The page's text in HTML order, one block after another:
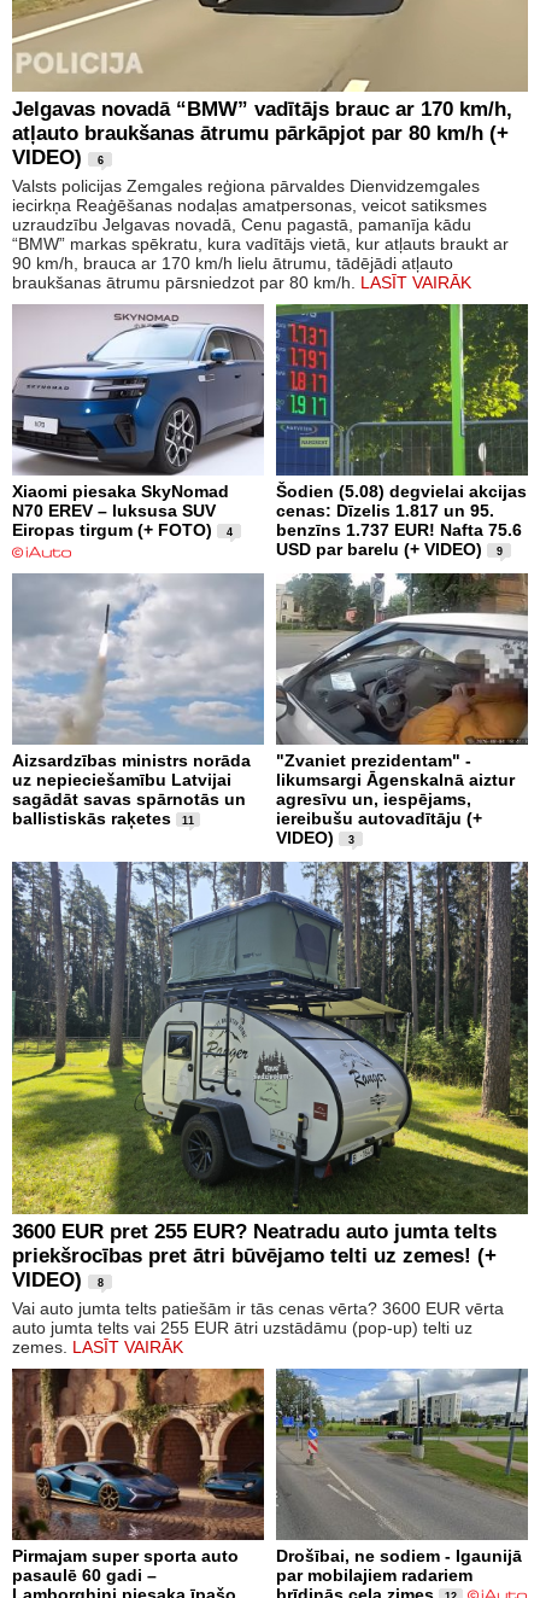
Jelgavas novadā “BMW” vadītājs brauc ar 170 km/h,
atļauto braukšanas ātrumu pārkāpjot par 80 km/h (+
VIDEO)
6
Valsts policijas Zemgales reģiona pārvaldes Dienvidzemgales
iecirkņa Reaģēšanas nodaļas amatpersonas, veicot satiksmes
uzraudzību Jelgavas novadā, Cenu pagastā, pamanīja kādu
“BMW” markas spēkratu, kura vadītājs vietā, kur atļauts braukt ar
90 km/h, brauca ar 170 km/h lielu ātrumu, tādējādi atļauto
braukšanas ātrumu pārsniedzot par 80 km/h. LASĪT VAIRĀK
Xiaomi piesaka SkyNomad
N70 EREV – luksusa SUV
Eiropas tirgum (+ FOTO)
4
Šodien (5.08) degvielai akcijas
cenas: Dīzelis 1.817 un 95.
benzīns 1.737 EUR! Nafta 75.6
USD par barelu (+ VIDEO)
9
Aizsardzības ministrs norāda
uz nepieciešamību Latvijai
sagādāt savas spārnotās un
ballistiskās raķetes
11
"Zvaniet prezidentam" -
likumsargi Āgenskalnā aiztur
agresīvu un, iespējams,
iereibušu autovadītāju (+
VIDEO)
3
3600 EUR pret 255 EUR? Neatradu auto jumta telts
priekšrocības pret ātri būvējamo telti uz zemes! (+
VIDEO)
8
Vai auto jumta telts patiešām ir tās cenas vērta? 3600 EUR vērta
auto jumta telts vai 255 EUR ātri uzstādāmu (pop-up) telti uz
zemes. LASĪT VAIRĀK
Pirmajam super sporta auto
pasaulē 60 gadi –
Lamborghini piesaka īpašo
Drošībai, ne sodiem - Igaunijā
par mobilajiem radariem
brīdinās ceļa zimes